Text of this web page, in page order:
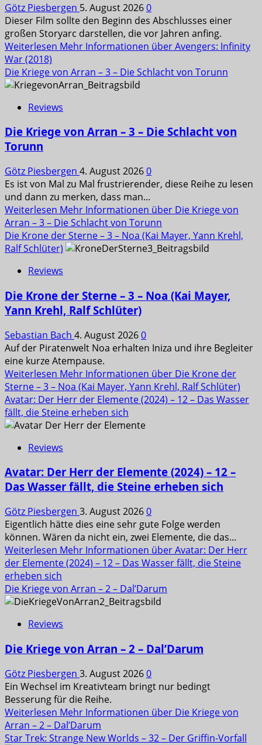
Götz Piesbergen 5. August 20260
Dieser Film sollte den Beginn des Abschlusses einer
großen Storyarc darstellen, die vor Jahren anfing.
Weiterlesen Mehr Informationen über Avengers: Infinity
War (2018)
Die Kriege von Arran – 3 – Die Schlacht von Torunn
Reviews
Die Kriege von Arran – 3 – Die Schlacht von
Torunn
Götz Piesbergen 4. August 20260
Es ist von Mal zu Mal frustrierender, diese Reihe zu lesen
und dann zu merken, dass man...
Weiterlesen Mehr Informationen über Die Kriege von
Arran – 3 – Die Schlacht von Torunn
Die Krone der Sterne – 3 – Noa (Kai Mayer, Yann Krehl,
Ralf Schlüter)
Reviews
Die Krone der Sterne – 3 – Noa (Kai Mayer,
Yann Krehl, Ralf Schlüter)
Sebastian Bach 4. August 20260
Auf der Piratenwelt Noa erhalten Iniza und ihre Begleiter
eine kurze Atempause.
Weiterlesen Mehr Informationen über Die Krone der
Sterne – 3 – Noa (Kai Mayer, Yann Krehl, Ralf Schlüter)
Avatar: Der Herr der Elemente (2024) – 12 – Das Wasser
fällt, die Steine erheben sich
Reviews
Avatar: Der Herr der Elemente (2024) – 12 –
Das Wasser fällt, die Steine erheben sich
Götz Piesbergen 3. August 20260
Eigentlich hätte dies eine sehr gute Folge werden
können. Wären da nicht ein, zwei Elemente, die das...
Weiterlesen Mehr Informationen über Avatar: Der Herr
der Elemente (2024) – 12 – Das Wasser fällt, die Steine
erheben sich
Die Kriege von Arran – 2 – Dal’Darum
Reviews
Die Kriege von Arran – 2 – Dal’Darum
Götz Piesbergen 3. August 20260
Ein Wechsel im Kreativteam bringt nur bedingt
Besserung für die Reihe.
Weiterlesen Mehr Informationen über Die Kriege von
Arran – 2 – Dal’Darum
Star Trek: Strange New Worlds – 32 – Der Griffin-Vorfall